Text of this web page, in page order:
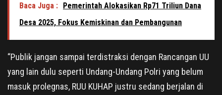
Baca Juga : Pemerintah Alokasikan Rp71 Triliun Dana
Desa 2025, Fokus Kemiskinan dan Pembangunan
“Publik jangan sampai terdistraksi dengan Rancangan UU
yang lain dulu seperti Undang-Undang Polri yang belum
masuk prolegnas, RUU KUHAP justru sedang berjalan di